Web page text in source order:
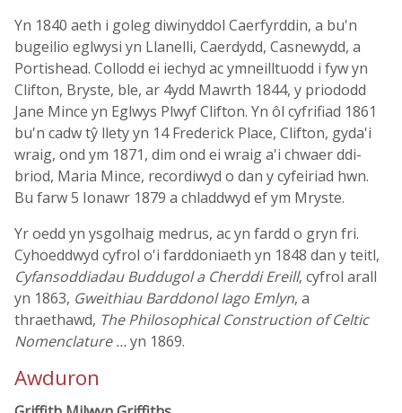
Yn 1840 aeth i goleg diwinyddol Caerfyrddin, a bu'n
bugeilio eglwysi yn Llanelli, Caerdydd, Casnewydd, a
Portishead. Collodd ei iechyd ac ymneilltuodd i fyw yn
Clifton, Bryste, ble, ar 4ydd Mawrth 1844, y priododd
Jane Mince yn Eglwys Plwyf Clifton. Yn ôl cyfrifiad 1861
bu'n cadw tŷ llety yn 14 Frederick Place, Clifton, gyda'i
wraig, ond ym 1871, dim ond ei wraig a'i chwaer ddi-
briod, Maria Mince, recordiwyd o dan y cyfeiriad hwn.
Bu farw 5 Ionawr 1879 a chladdwyd ef ym Mryste.
Yr oedd yn ysgolhaig medrus, ac yn fardd o gryn fri.
Cyhoeddwyd cyfrol o'i farddoniaeth yn 1848 dan y teitl,
Cyfansoddiadau Buddugol a Cherddi Ereill, cyfrol arall
yn 1863, Gweithiau Barddonol Iago Emlyn, a
thraethawd, The Philosophical Construction of Celtic
Nomenclature …yn 1869.
Awduron